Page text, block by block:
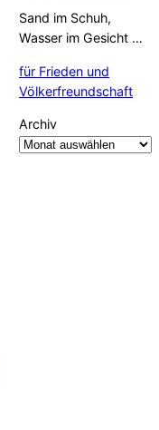
Sand im Schuh,
Wasser im Gesicht …
für Frieden und
Völkerfreundschaft
Archiv